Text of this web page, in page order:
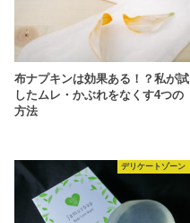
布ナプキンは効果ある！？私が試
したムレ・かぶれをなくす4つの
方法
デリケートゾーン